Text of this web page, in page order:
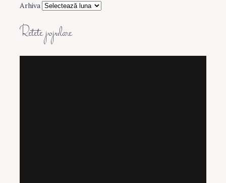
Arhiva
Retete populare